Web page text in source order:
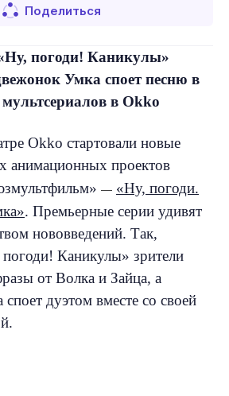
Поделиться
погоди! Каникулы»
Умка споет песню в
в Okko
Okko стартовали новые
анимационных проектов
— «Ну, погоди.
. Премьерные серии удивят
нововведений. Так,
Каникулы» зрители
от Волка и Зайца, а
дуэтом вместе со своей